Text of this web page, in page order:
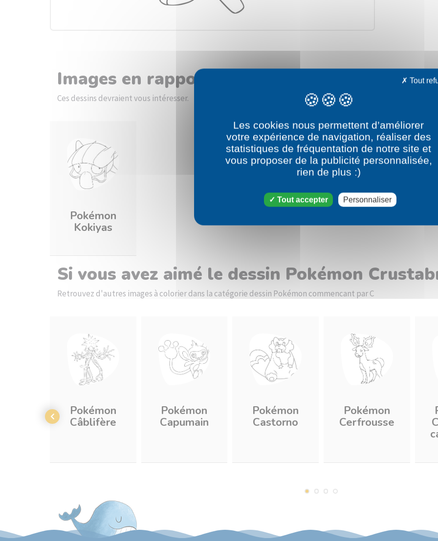
Images en rapport avec votre choix
Ces dessins devraient vous intéresser.
Pokémon
Kokiyas
Si vous avez aimé le dessin Pokémon
Retrouvez d'autres images à colorier dans la catégorie dessin Pokémon commencant par C
Pokémon
Câblifère
Pokémon
Capumain
Pokémon
Castorno
Pokémon
Cerfrousse
Les cookies nous permettent d’améliorer
votre expérience de navigation, réaliser des
statistiques de fréquentation de notre site et
vous proposer de la publicité personnalisée,
rien de plus :)
Tout accepter
Tout
Personnaliser